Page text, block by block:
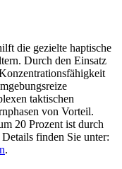
die gezielte haptische
Durch den Einsatz
taktischen
von Vorteil.
20 Prozent ist durch
finden Sie unter:
.